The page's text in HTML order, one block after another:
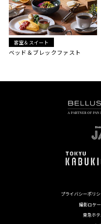
客室＆スイート
ベッド＆ブレックファスト
プライバシーポリ
撮影ロケ
東急ホ